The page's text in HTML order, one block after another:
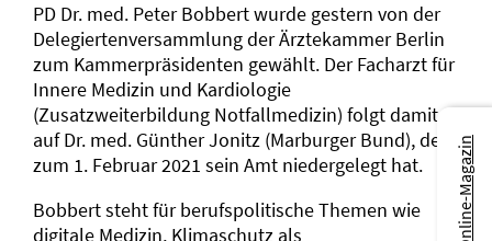
PD Dr. med. Peter Bobbert wurde gestern von der
Delegiertenversammlung der Ärztekammer Berlin
zum Kammerpräsidenten gewählt. Der Facharzt für
Innere Medizin und Kardiologie
(Zusatzweiterbildung Notfallmedizin) folgt damit
auf Dr. med. Günther Jonitz (Marburger Bund), der
zum 1. Februar 2021 sein Amt niedergelegt hat.
Bobbert steht für berufspolitische Themen wie
digitale Medizin, Klimaschutz als